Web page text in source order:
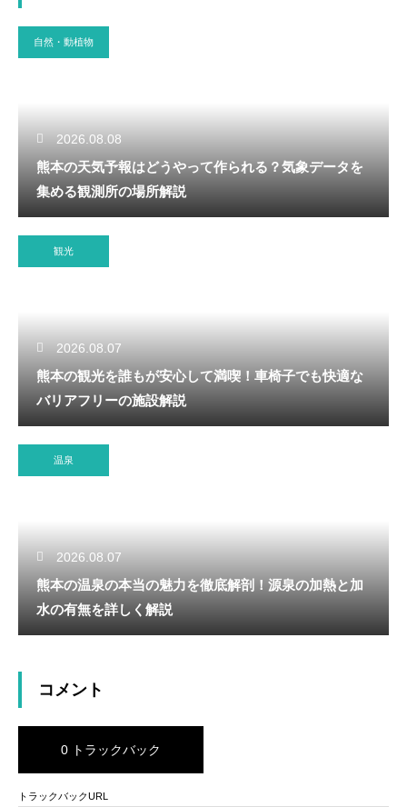
自然・動植物
2026.08.08
熊本の天気予報はどうやって作られる？気象データを
集める観測所の場所解説
観光
2026.08.07
熊本の観光を誰もが安心して満喫！車椅子でも快適な
バリアフリーの施設解説
温泉
2026.08.07
熊本の温泉の本当の魅力を徹底解剖！源泉の加熱と加
水の有無を詳しく解説
コメント
0 トラックバック
トラックバックURL